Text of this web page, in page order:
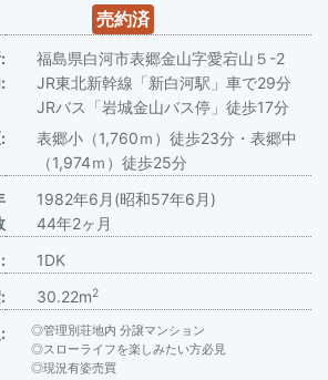
売約済
福島県白河市表郷金山字愛宕山５-2
JR東北新幹線「新白河駅」車で29分
JRバス「岩城金山バス停」徒歩17分
表郷小（1,760ｍ）徒歩23分・表郷中
（1,974ｍ）徒歩25分
1982年6月(昭和57年6月)
44年2ヶ月
1DK
30.22m2
◎管理別荘地内 分譲マンション
◎スローライフを楽しみたい方必見
◎現況有姿売買